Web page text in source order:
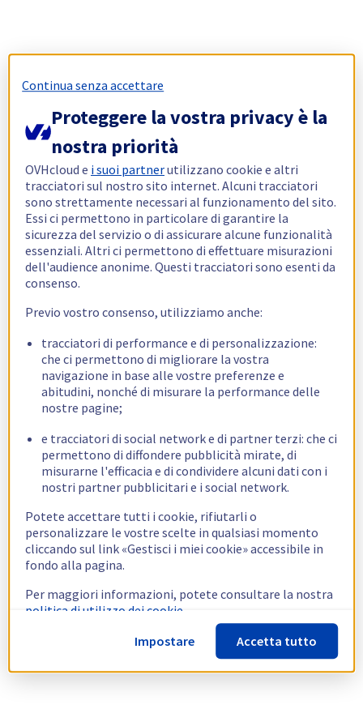
Continua senza accettare
Proteggere la vostra privacy è la
nostra priorità
OVHcloud e i suoi partnerutilizzano cookie e altri
tracciatori sul nostro sito internet. Alcuni tracciatori
sono strettamente necessari al funzionamento del sito.
Essi ci permettono in particolare di garantire la
sicurezza del servizio o di assicurare alcune funzionalità
essenziali. Altri ci permettono di effettuare misurazioni
dell'audience anonime. Questi tracciatori sono esenti da
consenso.
Previo vostro consenso, utilizziamo anche:
tracciatori di performance e di personalizzazione:
che ci permettono di migliorare la vostra
navigazione in base alle vostre preferenze e
abitudini, nonché di misurare la performance delle
nostre pagine;
e tracciatori di social network e di partner terzi: che ci
permettono di diffondere pubblicità mirate, di
misurarne l'efficacia e di condividere alcuni dati con i
nostri partner pubblicitari e i social network.
Potete accettare tutti i cookie, rifiutarli o
personalizzare le vostre scelte in qualsiasi momento
cliccando sul link «Gestisci i miei cookie» accessibile in
fondo alla pagina.
Per maggiori informazioni, potete consultare la nostra
politica di utilizzo dei cookie.
Impostare
Accetta tutto